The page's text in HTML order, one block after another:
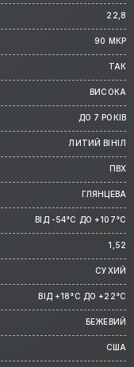
22,8
90 МКР
ТАК
ВИСОКА
ДО 7 РОКІВ
ЛИТИЙ ВІНІЛ
ПВХ
ГЛЯНЦЕВА
ВІД -54°C ДО +107°C
1,52
СУХИЙ
ВІД +18°C ДО +22°C
БЕЖЕВИЙ
США